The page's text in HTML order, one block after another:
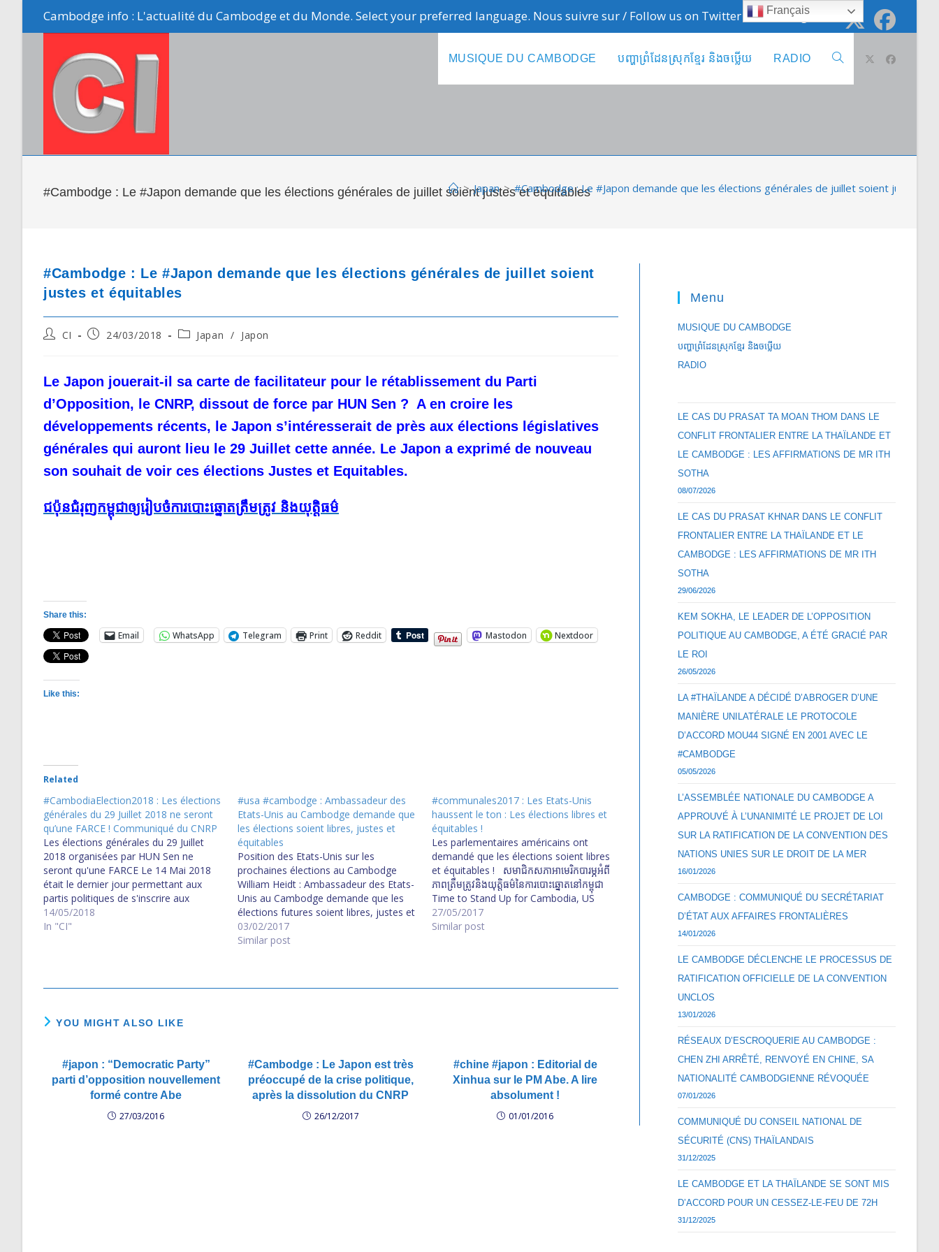
Cambodge info : L'actualité du Cambodge et du Monde. Select your preferred language. Nous suivre sur / Follow us on Twitter @cambodge_info
MUSIQUE DU CAMBODGE បញ្ហាព្រំដែនស្រុកខ្មែរ និងចឞ្លើយ RADIO Toggle
#Cambodge : Le #Japon demande que les élections générales de juillet soient justes et équitables
> Japan > #Cambodge : Le #Japon demande que les élections générales de juillet soient justes et
#Cambodge : Le #Japon demande que les élections générales de juillet soient
justes et équitables
PostCI
Post24/03/2018
PostJapan / Japon
Le Japon jouerait-il sa carte de facilitateur pour le rétablissement du Parti
d’Opposition, le CNRP, dissout de force par HUN Sen ? A en croire les
développements récents, le Japon s’intéresserait de près aux élections législatives
générales qui auront lieu le 29 Juillet cette année. Le Japon a exprimé de nouveau
son souhait de voir ces élections Justes et Equitables.
ជប៉ុនជំរុញកម្ពុជាឲ្យរៀបចំការបោះឆ្នោតត្រឹមត្រូវ និងយុត្តិធម៌
Share this:
Email WhatsApp Telegram Print Reddit Mastodon Nextdoor
Like this:
Related
#CambodiaElection2018 : Les élections
générales du 29 Juillet 2018 ne seront
qu’une FARCE ! Communiqué du CNRP
Les élections générales du 29 Juillet
2018 organisées par HUN Sen ne
seront qu'une FARCE Le 14 Mai 2018
était le dernier jour permettant aux
partis politiques de s'inscrire aux
élections générales du 29 Juillet 2018.
Le CNRP, le plus grand parti
14/05/2018
In "CI"
#usa #cambodge : Ambassadeur des
Etats-Unis au Cambodge demande que
les élections soient libres, justes et
équitables
Position des Etats-Unis sur les
prochaines élections au Cambodge
William Heidt : Ambassadeur des Etats-
Unis au Cambodge demande que les
élections futures soient libres, justes et
équitables. C'est à dire que : 1 - La
compétition soit sur un même pied
03/02/2017
Similar post
#communales2017 : Les Etats-Unis
haussent le ton : Les élections libres et
équitables !
Les parlementaires américains ont
demandé que les élections soient libres
et équitables ! សមាជិក​សភា​អាមេរិក​បារម្ភ​អំពី​
ភាព​ត្រឹមត្រូវ​និង​យុត្តិធម៌​នៃ​ការ​បោះឆ្នោត​នៅ​កម្ពុជា
Time to Stand Up for Cambodia, US
Lawmakers Urge “It’s time for us to
stand up for what was promised to the
27/05/2017
Similar post
YOU MIGHT ALSO LIKE
#japon : “Democratic Party”
parti d’opposition nouvellement
formé contre Abe
27/03/2016
#Cambodge : Le Japon est très
préoccupé de la crise politique,
après la dissolution du CNRP
26/12/2017
#chine #japon : Editorial de
Xinhua sur le PM Abe. A lire
absolument !
01/01/2016
Menu
MUSIQUE DU CAMBODGE
បញ្ហាព្រំដែនស្រុកខ្មែរ និងចឞ្លើយ
RADIO
LE CAS DU PRASAT TA MOAN THOM DANS LE
CONFLIT FRONTALIER ENTRE LA THAÏLANDE ET
LE CAMBODGE : LES AFFIRMATIONS DE MR ITH
SOTHA
08/07/2026
LE CAS DU PRASAT KHNAR DANS LE CONFLIT
FRONTALIER ENTRE LA THAÏLANDE ET LE
CAMBODGE : LES AFFIRMATIONS DE MR ITH
SOTHA
29/06/2026
KEM SOKHA, LE LEADER DE L’OPPOSITION
POLITIQUE AU CAMBODGE, A ÉTÉ GRACIÉ PAR
LE ROI
26/05/2026
LA #THAÏLANDE A DÉCIDÉ D’ABROGER D’UNE
MANIÈRE UNILATÉRALE LE PROTOCOLE
D’ACCORD MOU44 SIGNÉ EN 2001 AVEC LE
#CAMBODGE
05/05/2026
L’ASSEMBLÉE NATIONALE DU CAMBODGE A
APPROUVÉ À L’UNANIMITÉ LE PROJET DE LOI
SUR LA RATIFICATION DE LA CONVENTION DES
NATIONS UNIES SUR LE DROIT DE LA MER
16/01/2026
CAMBODGE : COMMUNIQUÉ DU SECRÉTARIAT
D’ÉTAT AUX AFFAIRES FRONTALIÈRES
14/01/2026
LE CAMBODGE DÉCLENCHE LE PROCESSUS DE
RATIFICATION OFFICIELLE DE LA CONVENTION
UNCLOS
13/01/2026
RÉSEAUX D’ESCROQUERIE AU CAMBODGE :
CHEN ZHI ARRÊTÉ, RENVOYÉ EN CHINE, SA
NATIONALITÉ CAMBODGIENNE RÉVOQUÉE
07/01/2026
COMMUNIQUÉ DU CONSEIL NATIONAL DE
SÉCURITÉ (CNS) THAÏLANDAIS
31/12/2025
LE CAMBODGE ET LA THAÏLANDE SE SONT MIS
D’ACCORD POUR UN CESSEZ-LE-FEU DE 72H
31/12/2025
Français